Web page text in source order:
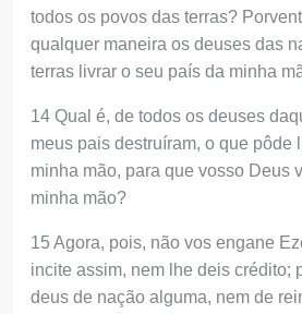
todos os povos das terras?
qualquer maneira os deuses das
terras livrar o seu país da minha
14 Qual é, de todos os deuses
meus pais destruíram, o que pôde
minha mão, para que vosso Deus
minha mão?
15 Agora, pois, não vos engane
incite assim, nem lhe deis crédito;
deus de nação alguma, nem de